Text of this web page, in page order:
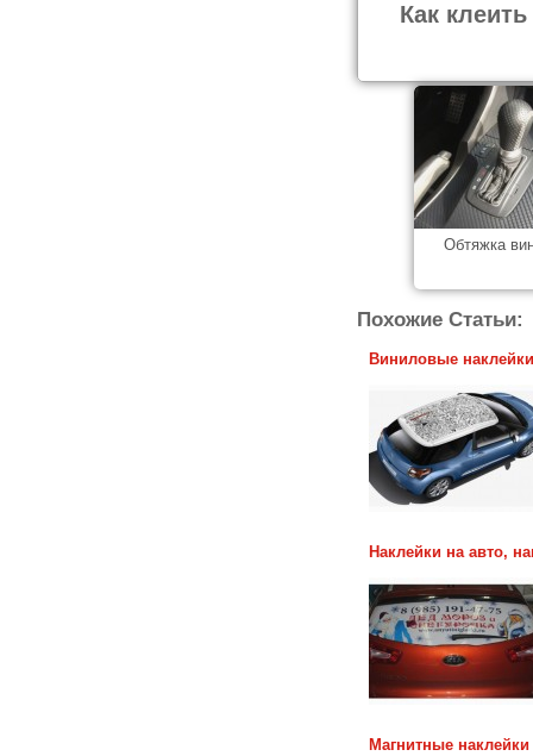
Как
Обтяжка
Похожие Статьи:
Виниловые наклейки
Наклейки на авто,
Магнитные наклейки